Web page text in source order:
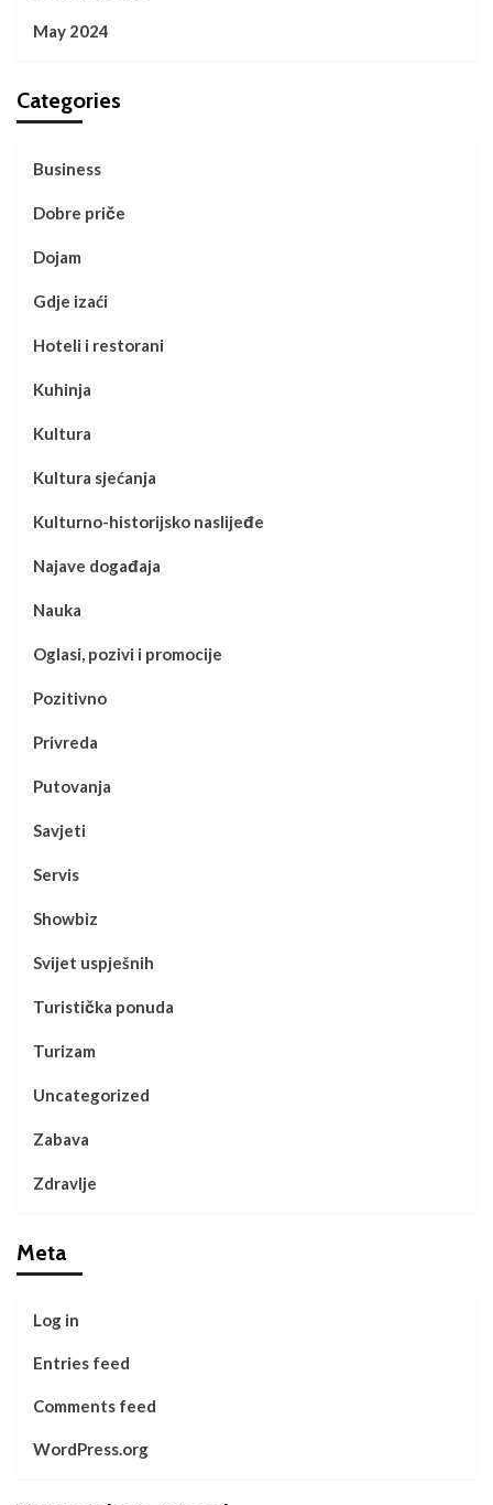
May 2024
Categories
Business
Dobre priče
Dojam
Gdje izaći
Hoteli i restorani
Kuhinja
Kultura
Kultura sjećanja
Kulturno-historijsko naslijeđe
Najave događaja
Nauka
Oglasi, pozivi i promocije
Pozitivno
Privreda
Putovanja
Savjeti
Servis
Showbiz
Svijet uspješnih
Turistička ponuda
Turizam
Uncategorized
Zabava
Zdravlje
Meta
Log in
Entries feed
Comments feed
WordPress.org